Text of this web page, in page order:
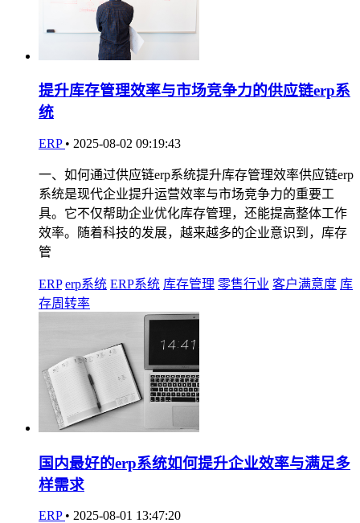
提升库存管理效率与市场竞争力的供应链erp系
统
ERP • 2025-08-02 09:19:43
一、如何通过供应链erp系统提升库存管理效率供应链erp
系统是现代企业提升运营效率与市场竞争力的重要工
具。它不仅帮助企业优化库存管理，还能提高整体工作
效率。随着科技的发展，越来越多的企业意识到，库存
管
ERP erp系统 ERP系统 库存管理 零售行业 客户满意度 库
存周转率
国内最好的erp系统如何提升企业效率与满足多
样需求
ERP • 2025-08-01 13:47:20